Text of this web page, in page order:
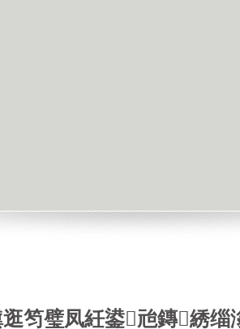
笉璧凤紝鍙兘鏄綉缁